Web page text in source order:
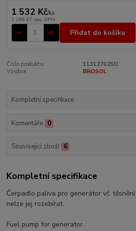
1 532 Kč/ks
1 266 Kč bez DPH
Přidat do košíku
Číslo produktu:
113127025D
Výrobce:
BROSOL
Kompletní specifikace
Komentáře 0
Související zboží 6
Kompletní specifikace
Čerpadlo paliva pro generátor vč. těsnění
nelze jej rozebírat.
Fuel pump for generator.